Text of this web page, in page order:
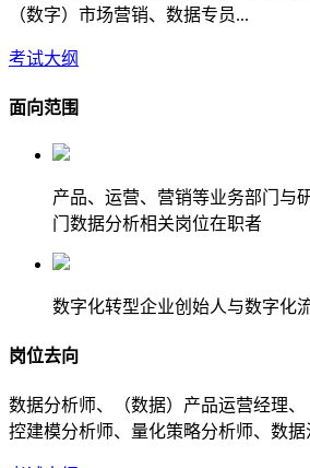
（数字）市场营销、数据专员...
考试大纲
面向范围
产品、运营、营销等业务部门与
门数据分析相关岗位在职者
数字化转型企业创始人与数字化
岗位去向
数据分析师、（数据）产品运营经理
控建模分析师、量化策略分析师、数据